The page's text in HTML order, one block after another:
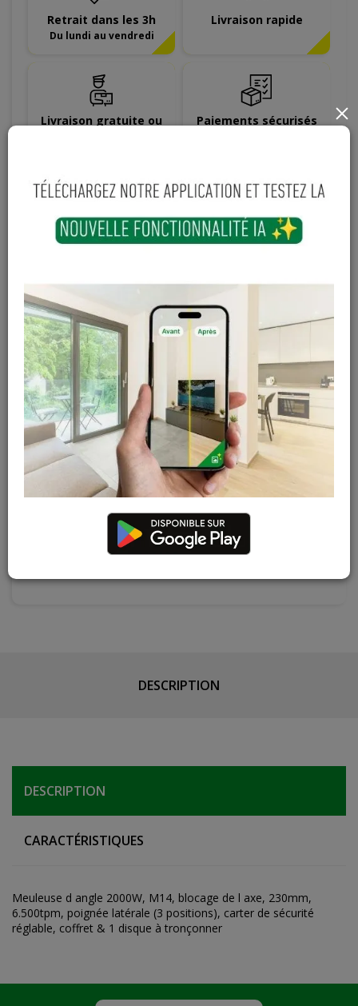
Retrait dans les 3h
Du lundi au vendredi
Livraison rapide
Livraison gratuite ou
Paiements sécurisés
169,40€ TTC
+ Ajouter au panier
Magasin / Entrepôt Quantité
Gosselies Hors stock
Court-St-Etienne Hors stock
Cuesmes Hors stock
réapprovisionnement pour ce produit
Les teintes, nuances et veinages des photos peuvent
DESCRIPTION
DESCRIPTION
CARACTÉRISTIQUES
Meuleuse d angle 2000W, M14, blocage de l axe, 230mm,
6.500tpm, poignée latérale (3 positions), carter de sécurité
réglable, coffret & 1 disque à tronçonner
×